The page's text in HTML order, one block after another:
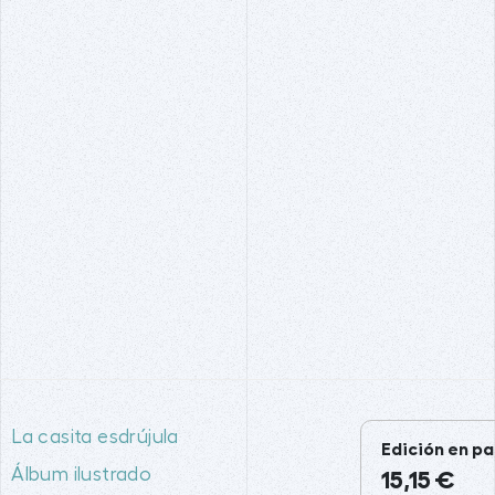
La casita esdrújula
Álbum ilustrado
Edición en
15,15 €